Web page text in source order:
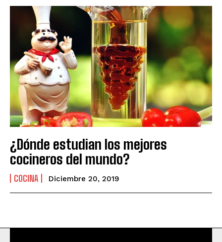
¿Dónde estudian los mejores
cocineros del mundo?
COCINA Diciembre 20, 2019